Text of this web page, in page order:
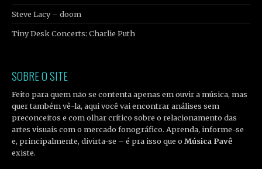
Steve Lacy – doom
Tiny Desk Concerts: Charlie Puth
SOBRE O SITE
Feito para quem não se contenta apenas em ouvir a música, mas
quer também vê-la, aqui você vai encontrar análises sem
preconceitos e com olhar crítico sobre o relacionamento das
artes visuais com o mercado fonográfico. Aprenda, informe-se
e, principalmente, divirta-se – é pra isso que oMúsica Pavê
existe.